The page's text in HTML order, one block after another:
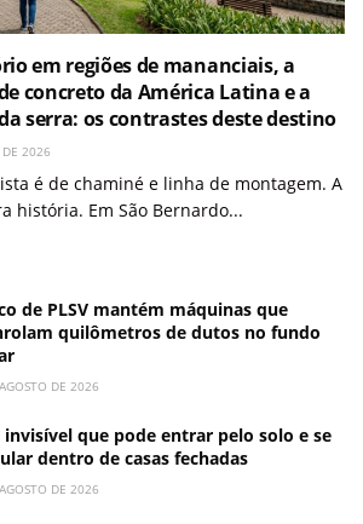
em regiões de mananciais, a
concreto da América Latina e a
serra: os contrastes deste destino
DE 2026
é de chaminé e linha de montagem. A
história. Em São Bernardo...
de PLSV mantém máquinas que
quilômetros de dutos no fundo
DE 2026
invisível que pode entrar pelo solo e se
dentro de casas fechadas
DE 2026